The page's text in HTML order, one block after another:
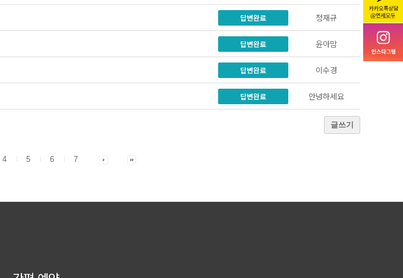
답변완료 정재규
답변완료 윤아맘
답변완료 이수경
답변완료 안녕하세요
글쓰기
4 5 6 7